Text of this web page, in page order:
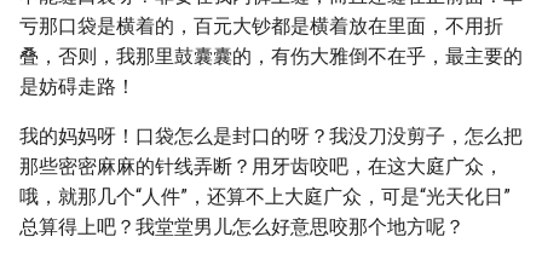
亏那口袋是横着的，百元大钞都是横着放在里面，不用折
叠，否则，我那里鼓囊囊的，有伤大雅倒不在乎，最主要的
是妨碍走路！
我的妈妈呀！口袋怎么是封口的呀？我没刀没剪子，怎么把
那些密密麻麻的针线弄断？用牙齿咬吧，在这大庭广众，
哦，就那几个“人件”，还算不上大庭广众，可是“光天化日”
总算得上吧？我堂堂男儿怎么好意思咬那个地方呢？